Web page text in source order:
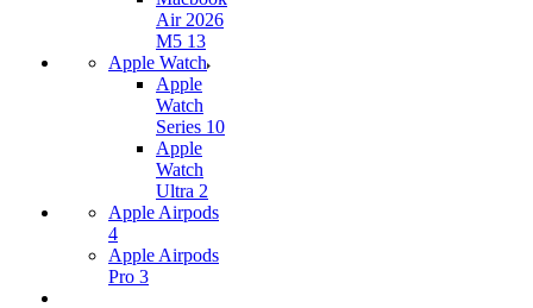
Air 2026
M5 13
Apple Watch
Apple
Watch
Series 10
Apple
Watch
Ultra 2
Apple Airpods
4
Apple Airpods
Pro 3